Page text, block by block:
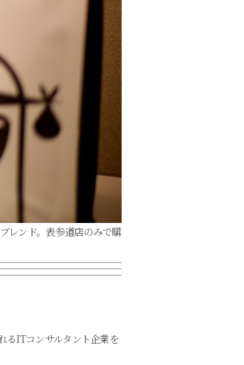
レンド。表参道店のみで購
るITコンサルタント企業を